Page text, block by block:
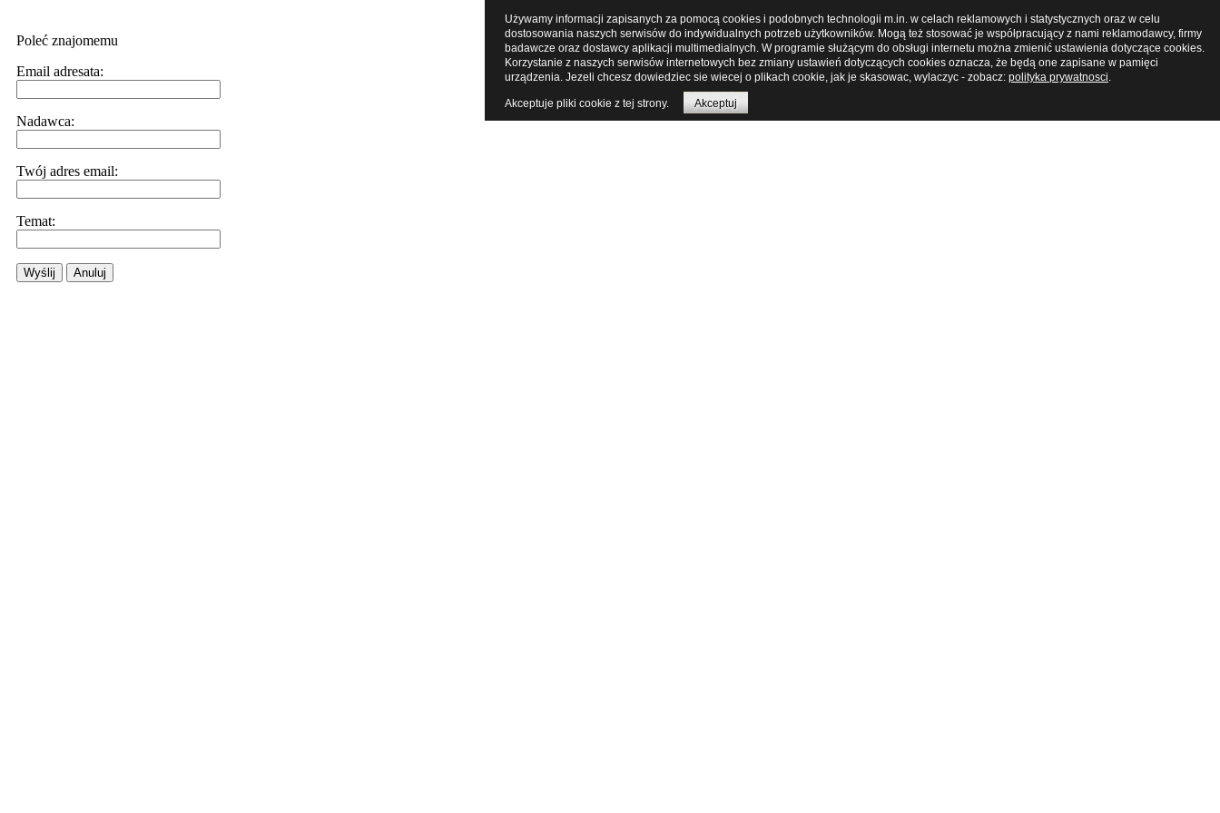
Zamknij okno
Poleć znajomemu
Email adresata:
Nadawca:
Twój adres email:
Temat:
Wyślij Anuluj
Używamy informacji zapisanych za pomocą cookies i podobnych technologii m.in. w celach reklamowych i statystycznych oraz w celu
dostosowania naszych serwisów do indywidualnych potrzeb użytkowników. Mogą też stosować je współpracujący z nami reklamodawcy, firmy
badawcze oraz dostawcy aplikacji multimedialnych. W programie służącym do obsługi internetu można zmienić ustawienia dotyczące cookies.
Korzystanie z naszych serwisów internetowych bez zmiany ustawień dotyczących cookies oznacza, że będą one zapisane w pamięci
urządzenia. Jezeli chcesz dowiedziec sie wiecej o plikach cookie, jak je skasowac, wylaczyc - zobacz: polityka prywatnosci.
Akceptuje pliki cookie z tej strony. Akceptuj